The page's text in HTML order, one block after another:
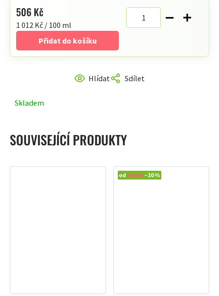
Skladem
Hlídat Sdílet
506 Kč
Měrná
cena:
1 012 Kč / 100 ml
Přidat do košíku
SOUVISEJÍCÍ PRODUKTY
Výhodný set
od656 Kč –10 %